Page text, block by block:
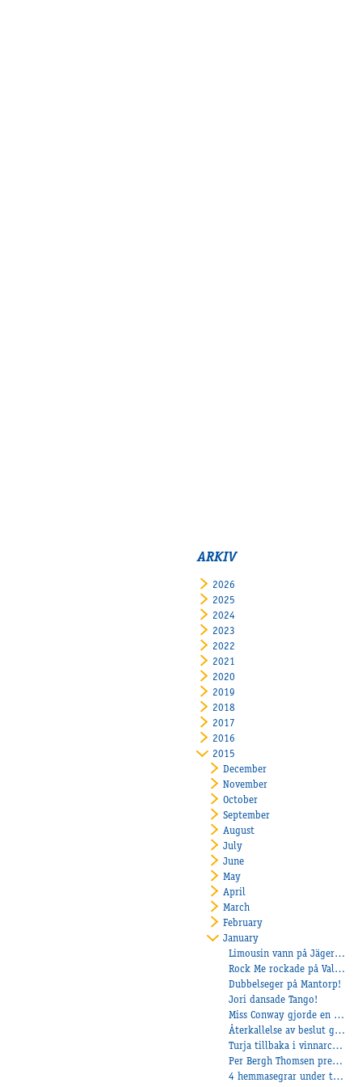
ARKIV
2026
2025
2024
2023
2022
2021
2020
2019
2018
2017
2016
2015
December
November
October
September
August
July
June
May
April
March
February
January
Limousin vann på Jägersro!
Rock Me rockade på Valla!
Dubbelseger på Mantorp!
Jori dansade Tango!
Miss Conway gjorde en fin debut för Sara!
Återkallelse av beslut gällande barfotakörning
Turja tillbaka i vinnarcirkeln!
Per Bergh Thomsen presenterade en fin vinnare!
4 hemmasegrar under torsdagen!